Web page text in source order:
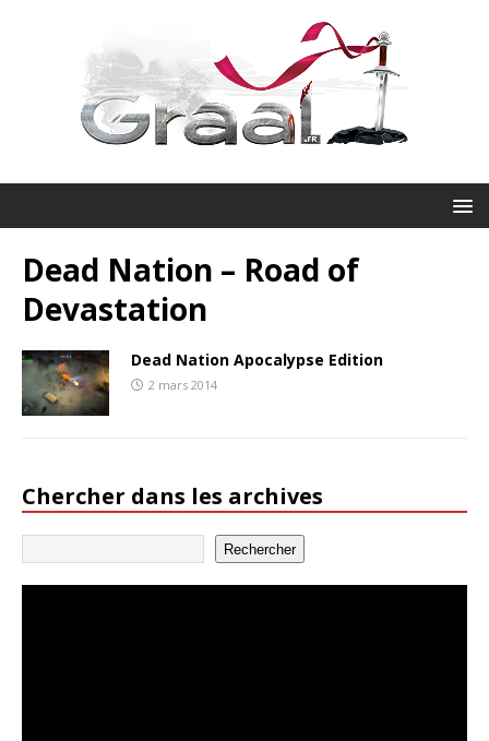
Dead Nation – Road of
Devastation
Dead Nation Apocalypse Edition
2 mars 2014
Chercher dans les archives
Rechercher